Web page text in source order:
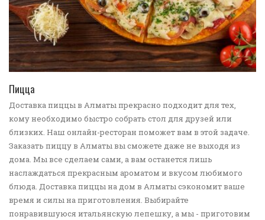
Пицца
Доставка пиццы в Алматы прекрасно подходит для тех,
кому необходимо быстро собрать стол для друзей или
близких. Наш онлайн-ресторан поможет вам в этой задаче.
Заказать пиццу в Алматы вы сможете даже не выходя из
дома. Мы все сделаем сами, а вам останется лишь
наслаждаться прекрасным ароматом и вкусом любимого
блюда. Доставка пиццы на дом в Алматы сэкономит ваше
время и силы на приготовления. Выбирайте
понравившуюся итальянскую лепешку, а мы - приготовим